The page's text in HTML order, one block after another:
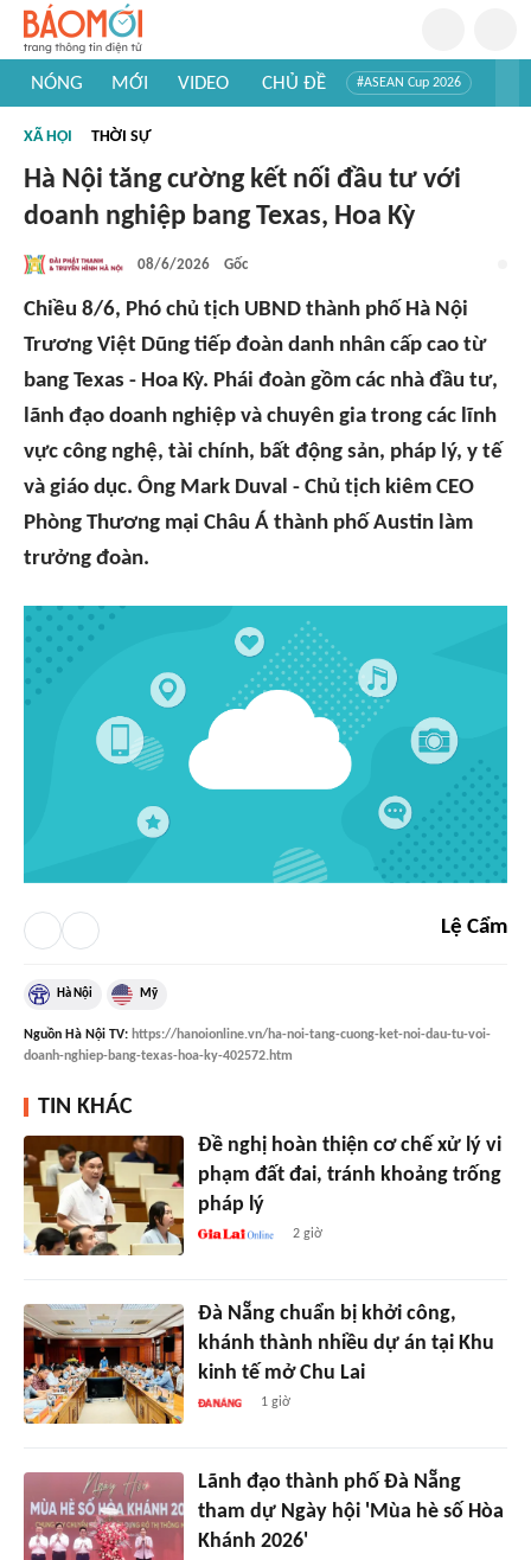
NÓNG MỚI VIDEO CHỦ ĐỀ #ASEAN Cup 2026
#Khám phá thế giới
XÃ HỘI THỜI SỰ
Hà Nội tăng cường kết nối đầu tư với
doanh nghiệp bang Texas, Hoa Kỳ
08/6/2026 Gốc
Chiều 8/6, Phó chủ tịch UBND thành phố Hà Nội
Trương Việt Dũng tiếp đoàn danh nhân cấp cao từ
bang Texas - Hoa Kỳ. Phái đoàn gồm các nhà đầu tư,
lãnh đạo doanh nghiệp và chuyên gia trong các lĩnh
vực công nghệ, tài chính, bất động sản, pháp lý, y tế
và giáo dục. Ông Mark Duval - Chủ tịch kiêm CEO
Phòng Thương mại Châu Á thành phố Austin làm
trưởng đoàn.
Lệ Cẩm
Hà Nội Mỹ
Nguồn Hà Nội TV: https://hanoionline.vn/ha-noi-tang-cuong-ket-noi-dau-tu-voi-
doanh-nghiep-bang-texas-hoa-ky-402572.htm
TIN KHÁC
Đề nghị hoàn thiện cơ chế xử lý vi
phạm đất đai, tránh khoảng trống
pháp lý
2 giờ
Đà Nẵng chuẩn bị khởi công,
khánh thành nhiều dự án tại Khu
kinh tế mở Chu Lai
1 giờ
Lãnh đạo thành phố Đà Nẵng
tham dự Ngày hội 'Mùa hè số Hòa
Khánh 2026'